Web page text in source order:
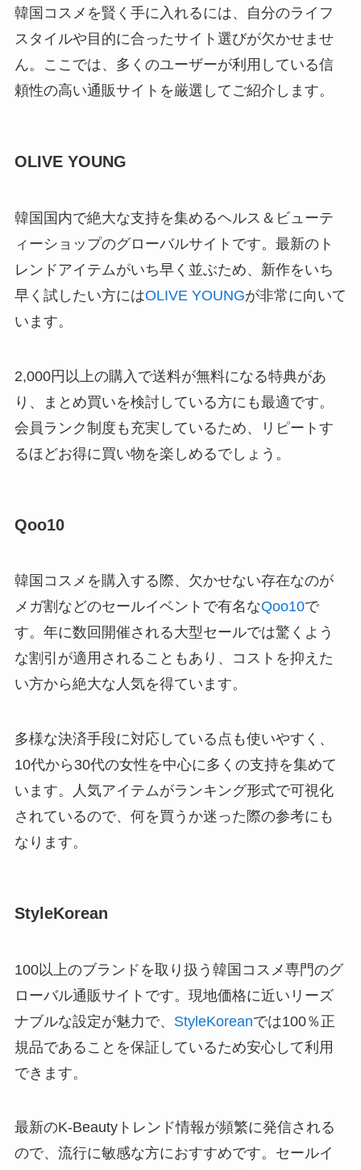
韓国コスメを賢く手に入れるには、自分のライフ
スタイルや目的に合ったサイト選びが欠かせませ
ん。ここでは、多くのユーザーが利用している信
頼性の高い通販サイトを厳選してご紹介します。
OLIVE YOUNG
韓国国内で絶大な支持を集めるヘルス＆ビューテ
ィーショップのグローバルサイトです。最新のト
レンドアイテムがいち早く並ぶため、新作をいち
早く試したい方にはOLIVE YOUNGが非常に向いて
います。
2,000円以上の購入で送料が無料になる特典があ
り、まとめ買いを検討している方にも最適です。
会員ランク制度も充実しているため、リピートす
るほどお得に買い物を楽しめるでしょう。
Qoo10
韓国コスメを購入する際、欠かせない存在なのが
メガ割などのセールイベントで有名なQoo10で
す。年に数回開催される大型セールでは驚くよう
な割引が適用されることもあり、コストを抑えた
い方から絶大な人気を得ています。
多様な決済手段に対応している点も使いやすく、
10代から30代の女性を中心に多くの支持を集めて
います。人気アイテムがランキング形式で可視化
されているので、何を買うか迷った際の参考にも
なります。
StyleKorean
100以上のブランドを取り扱う韓国コスメ専門のグ
ローバル通販サイトです。現地価格に近いリーズ
ナブルな設定が魅力で、 StyleKoreanでは100％正
規品であることを保証しているため安心して利用
できます。
最新のK-Beautyトレンド情報が頻繁に発信される
ので、流行に敏感な方におすすめです。セールイ